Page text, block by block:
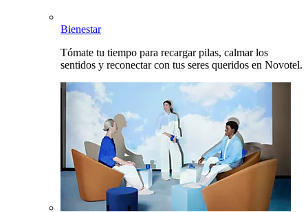
Bienestar
Tómate tu tiempo para recargar pilas, calmar los
sentidos y reconectar con tus seres queridos en Novotel.